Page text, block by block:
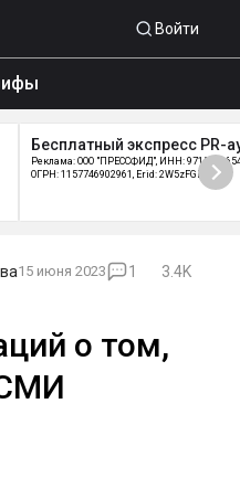
Войти
Бесплатный экспресс PR-
Реклама: ООО "ПРЕССФИД", ИНН:
ОГРН: 1157746902961, Erid: 2W5zFGDycPz
15 июня 2023 1
3.4K
о том,